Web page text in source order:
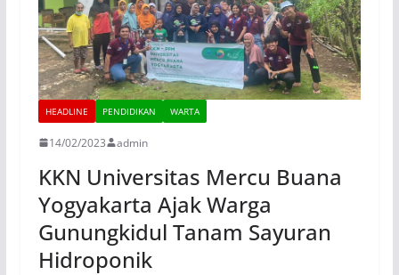
HEADLINE PENDIDIKAN WARTA
14/02/2023 admin
KKN Universitas Mercu Buana
Yogyakarta Ajak Warga
Gunungkidul Tanam Sayuran
Hidroponik